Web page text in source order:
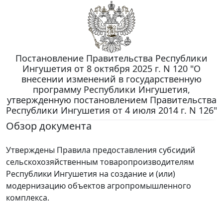
Постановление Правительства Республики
Ингушетия от 8 октября 2025 г. N 120 "О
внесении изменений в государственную
программу Республики Ингушетия,
утвержденную постановлением Правительства
Республики Ингушетия от 4 июля 2014 г. N 126"
Обзор документа
Утверждены Правила предоставления субсидий
сельскохозяйственным товаропроизводителям
Республики Ингушетия на создание и (или)
модернизацию объектов агропромышленного
комплекса.